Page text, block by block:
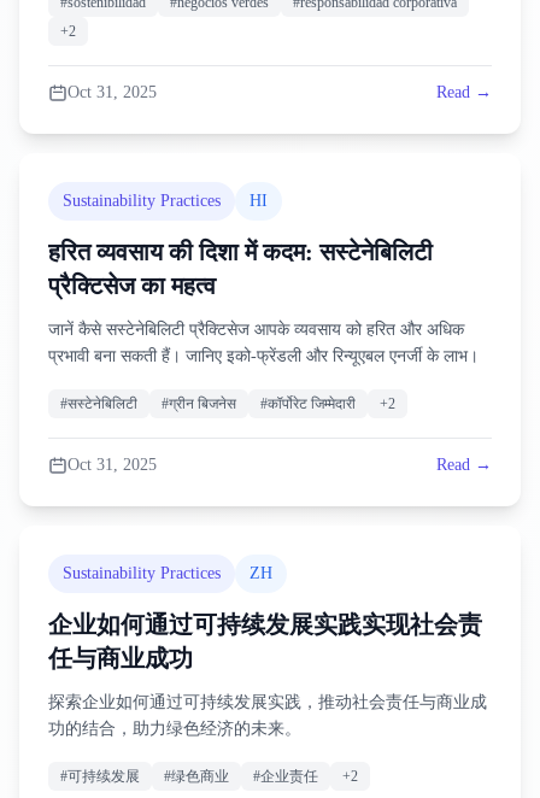
+2
Oct 31, 2025 Read →
Sustainability Practices HI
हरित व्यवसाय की दिशा में कदम: सस्टेनेबिलिटी
प्रैक्टिसेज का महत्व
जानें कैसे सस्टेनेबिलिटी प्रैक्टिसेज आपके व्यवसाय को हरित और अधिक
प्रभावी बना सकती हैं। जानिए इको-फ्रेंडली और रिन्यूएबल एनर्जी के लाभ।
#सस्टेनेबिलिटी #ग्रीन बिजनेस #कॉर्पोरेट जिम्मेदारी +2
Oct 31, 2025 Read →
Sustainability Practices ZH
企业如何通过可持续发展实践实现社会责
任与商业成功
探索企业如何通过可持续发展实践，推动社会责任与商业成
功的结合，助力绿色经济的未来。
#可持续发展 #绿色商业 #企业责任 +2